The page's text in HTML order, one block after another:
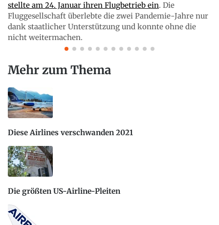
stellte am 24. Januar ihren Flugbetrieb ein. Die
Fluggesellschaft überlebte die zwei Pandemie-Jahre nur
dank staatlicher Unterstützung und konnte ohne die
nicht weitermachen.
Mehr zum Thema
Diese Airlines verschwanden 2021
Die größten US-Airline-Pleiten